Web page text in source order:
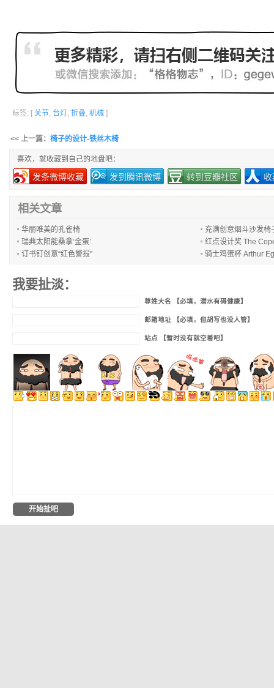
标签: [ 关节, 台灯 , 折叠, 机械 ]
<< 上一篇： 椅子的设计-铁丝木椅
喜欢，就收藏到自己的地盘吧：
发条微博收藏 发到腾讯微博 转到豆瓣社区
相关文章
华丽唯美的孔雀椅
充满创意烟斗沙发椅
瑞典太阳能桑拿‘金蛋’
红点设计奖 The
订书钉创意“红色警报”
骑士鸡蛋杯 Arthur
我要扯淡：
尊姓大名 【必填，潜水有碍健康】
邮箱地址 【必填，但胡写也没人管】
站点 【暂时没有就空着吧】